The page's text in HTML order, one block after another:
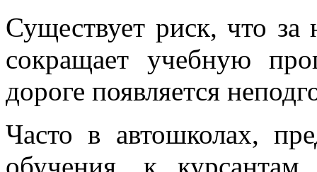
Существует риск, что
сокращает учебную
дороге появляется
Часто в автошколах,